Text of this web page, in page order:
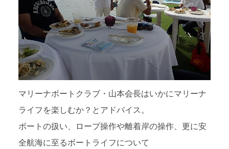
マリーナボートクラブ・山本会長はいかにマリーナ
ライフを楽しむか？とアドバイス。
ボートの扱い、ロープ操作や離着岸の操作、更に安
全航海に至るボートライフについて